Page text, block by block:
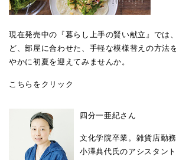
現在発売中の『暮らし上手の賢い献立』では
ど、部屋に合わせた、手軽な模様替えの方法
やかに初夏を迎えてみませんか。
こちらをクリック
四分一亜紀さん
文化学院卒業。雑貨店勤
小澤典代氏のアシスタン